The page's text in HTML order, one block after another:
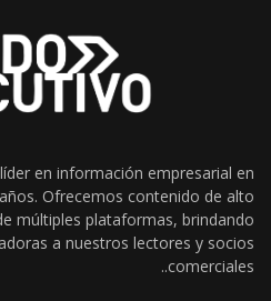
en información empresarial en
Ofrecemos contenido de alto
múltiples plataformas, brindando
a nuestros lectores y socios
comerciales..